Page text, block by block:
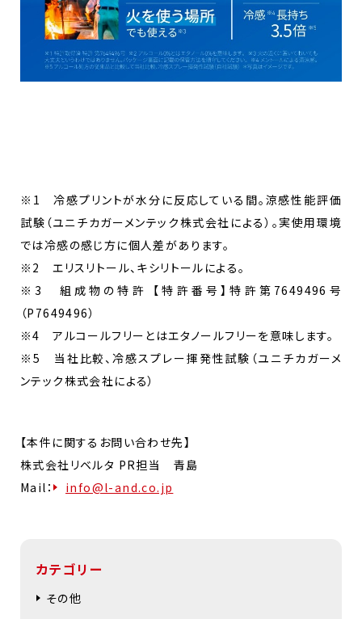
※1 冷感プリントが水分に反応している間。涼感性能評価
試験（ユニチカガーメンテック株式会社による）。実使用環境
では冷感の感じ方に個人差があります。
※2 エリスリトール、キシリトールによる。
※3 組成物の特許 【特許番号】特許第7649496号
（P7649496）
※4 アルコールフリーとはエタノールフリーを意味します。
※5 当社比較、冷感スプレー揮発性試験（ユニチカガーメ
ンテック株式会社による）
【本件に関するお問い合わせ先】
株式会社リベルタ PR担当 青島
Mail：
info@l-and.co.jp
カテゴリー
その他